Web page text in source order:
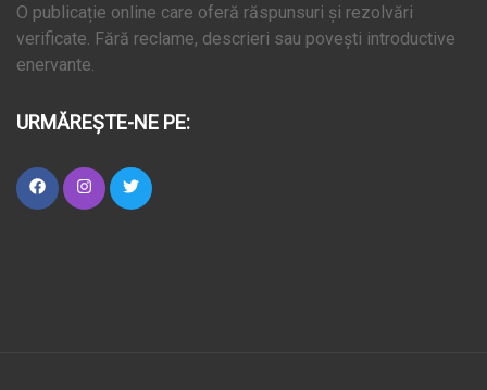
O publicație online care oferă răspunsuri și rezolvări
verificate. Fără reclame, descrieri sau povești introductive
enervante.
URMĂREȘTE-NE PE: